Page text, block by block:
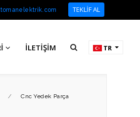
TEKLİF AL
İLETIŞIM TR
/ Cnc Yedek Parça